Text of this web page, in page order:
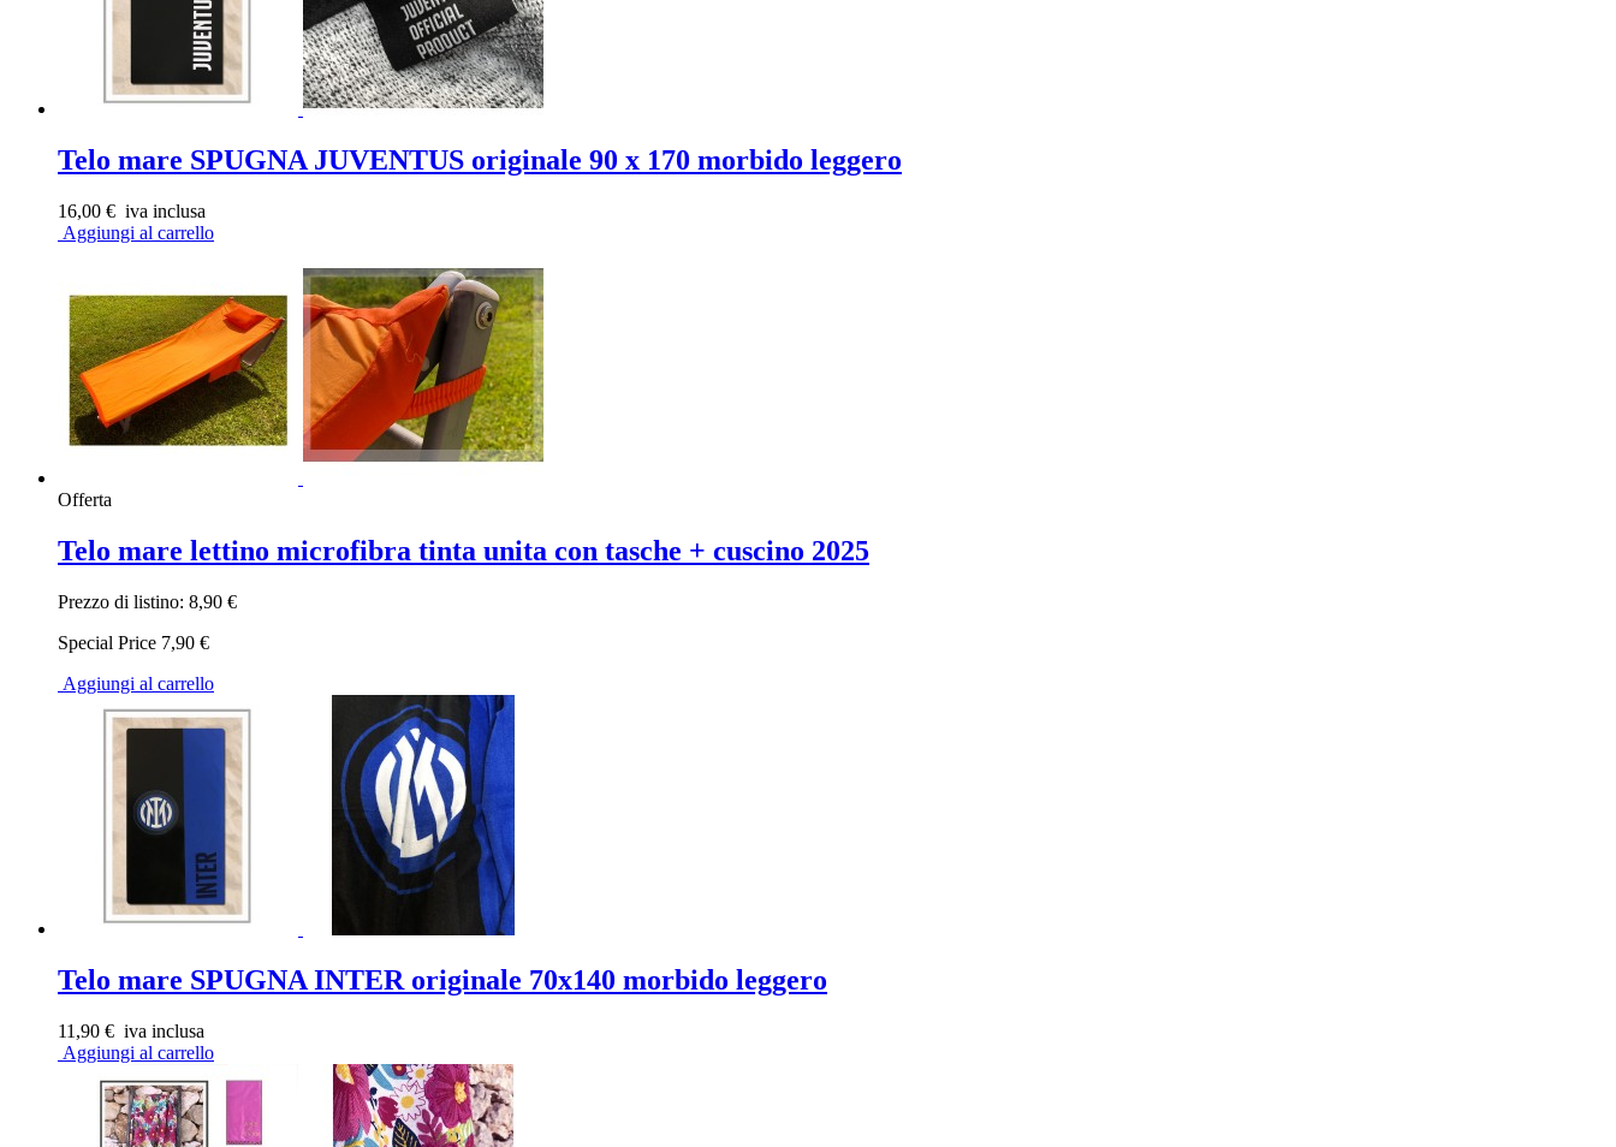
Telo mare SPUGNA JUVENTUS originale 90 x 170 morbido leggero
16,00 € iva inclusa
Aggiungi al carrello
Offerta
Telo mare lettino microfibra tinta unita con tasche + cuscino 2025
Prezzo di listino: 8,90 €
Special Price 7,90 €
Aggiungi al carrello
Telo mare SPUGNA INTER originale 70x140 morbido leggero
11,90 € iva inclusa
Aggiungi al carrello